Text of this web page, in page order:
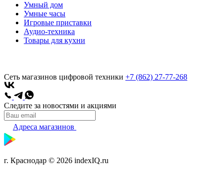
Умный дом
Умные часы
Игровые приставки
Аудио-техника
Товары для кухни
Сеть магазинов цифровой техники +7 (862) 27-77-268
Следите за новостями и акциями
Адреса магазинов
г. Краснодар © 2026 indexIQ.ru